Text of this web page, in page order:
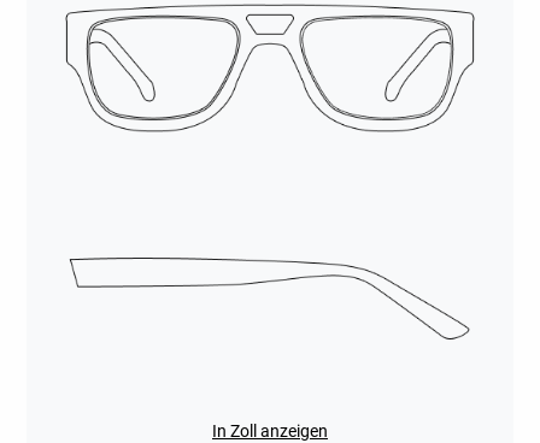
In Zoll anzeigen